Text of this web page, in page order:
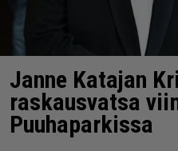
Janne Katajan
raskausvatsa
Puuhaparkissa